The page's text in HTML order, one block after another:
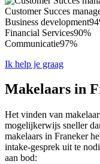
Customer Succes
Business development
Financial Services90%
Communicatie97%
Ik help je graag
Makelaars in
Het vinden van
mogelijkerwijs sneller
makelaars in Franeker
intake-gesprek uit te
aan bod: